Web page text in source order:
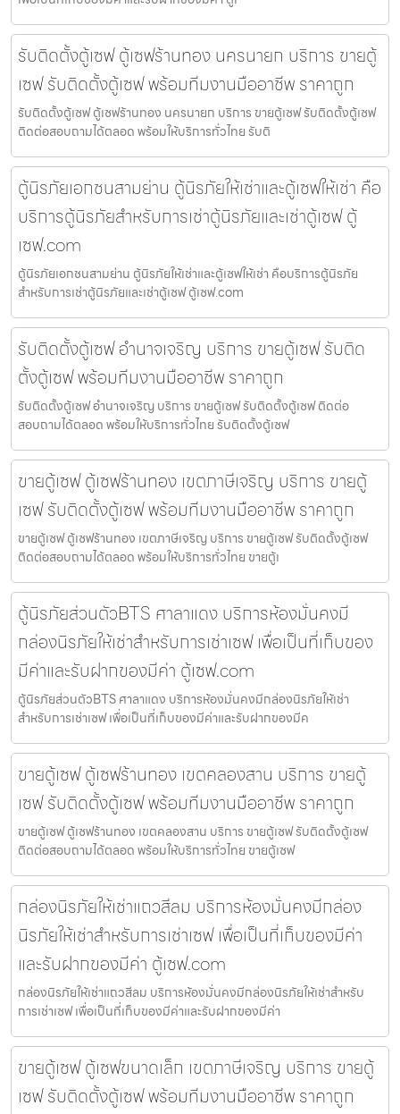
รับติดตั้งตู้เซฟ ตู้เซฟร้านทอง นครนายก บริการ ขายตู้
เซฟ รับติดตั้งตู้เซฟ พร้อมทีมงานมืออาชีพ ราคาถูก
รับติดตั้งตู้เซฟ ตู้เซฟร้านทอง นครนายก บริการ ขายตู้เซฟ รับติดตั้งตู้เซฟ
ติดต่อสอบถามได้ตลอด พร้อมให้บริการทั่วไทย รับติ
ตู้นิรภัยเอกชนสามย่าน ตู้นิรภัยให้เช่าและตู้เซฟให้เช่า คือ
บริการตู้นิรภัยสำหรับการเช่าตู้นิรภัยและเช่าตู้เซฟ ตู้
เซฟ.com
ตู้นิรภัยเอกชนสามย่าน ตู้นิรภัยให้เช่าและตู้เซฟให้เช่า คือบริการตู้นิรภัย
สำหรับการเช่าตู้นิรภัยและเช่าตู้เซฟ ตู้เซฟ.com
รับติดตั้งตู้เซฟ อำนาจเจริญ บริการ ขายตู้เซฟ รับติด
ตั้งตู้เซฟ พร้อมทีมงานมืออาชีพ ราคาถูก
รับติดตั้งตู้เซฟ อำนาจเจริญ บริการ ขายตู้เซฟ รับติดตั้งตู้เซฟ ติดต่อ
สอบถามได้ตลอด พร้อมให้บริการทั่วไทย รับติดตั้งตู้เซฟ
ขายตู้เซฟ ตู้เซฟร้านทอง เขตภาษีเจริญ บริการ ขายตู้
เซฟ รับติดตั้งตู้เซฟ พร้อมทีมงานมืออาชีพ ราคาถูก
ขายตู้เซฟ ตู้เซฟร้านทอง เขตภาษีเจริญ บริการ ขายตู้เซฟ รับติดตั้งตู้เซฟ
ติดต่อสอบถามได้ตลอด พร้อมให้บริการทั่วไทย ขายตู้เ
ตู้นิรภัยส่วนตัวBTS ศาลาแดง บริการห้องมั่นคงมี
กล่องนิรภัยให้เช่าสำหรับการเช่าเซฟ เพื่อเป็นที่เก็บของ
มีค่าและรับฝากของมีค่า ตู้เซฟ.com
ตู้นิรภัยส่วนตัวBTS ศาลาแดง บริการห้องมั่นคงมีกล่องนิรภัยให้เช่า
สำหรับการเช่าเซฟ เพื่อเป็นที่เก็บของมีค่าและรับฝากของมีค
ขายตู้เซฟ ตู้เซฟร้านทอง เขตคลองสาน บริการ ขายตู้
เซฟ รับติดตั้งตู้เซฟ พร้อมทีมงานมืออาชีพ ราคาถูก
ขายตู้เซฟ ตู้เซฟร้านทอง เขตคลองสาน บริการ ขายตู้เซฟ รับติดตั้งตู้เซฟ
ติดต่อสอบถามได้ตลอด พร้อมให้บริการทั่วไทย ขายตู้เซฟ
กล่องนิรภัยให้เช่าแถวสีลม บริการห้องมั่นคงมีกล่อง
นิรภัยให้เช่าสำหรับการเช่าเซฟ เพื่อเป็นที่เก็บของมีค่า
และรับฝากของมีค่า ตู้เซฟ.com
กล่องนิรภัยให้เช่าแถวสีลม บริการห้องมั่นคงมีกล่องนิรภัยให้เช่าสำหรับ
การเช่าเซฟ เพื่อเป็นที่เก็บของมีค่าและรับฝากของมีค่า
ขายตู้เซฟ ตู้เซฟขนาดเล็ก เขตภาษีเจริญ บริการ ขายตู้
เซฟ รับติดตั้งตู้เซฟ พร้อมทีมงานมืออาชีพ ราคาถูก